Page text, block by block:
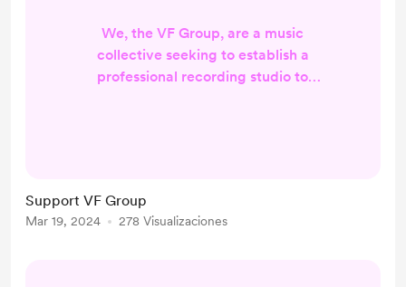
We, the VF Group, are a music
collective seeking to establish a
professional recording studio to
audience and make a significant
impact in the music industry.
Support VF Group
Mar 19, 2024 278 Visualizaciones